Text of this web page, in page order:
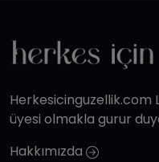
Herkesicinguzellik.com
üyesi olmakla gurur
Hakkımızda